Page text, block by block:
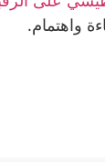
واهتمام.